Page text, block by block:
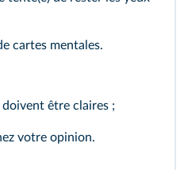
cartes mentales.
être claires ;
votre opinion.